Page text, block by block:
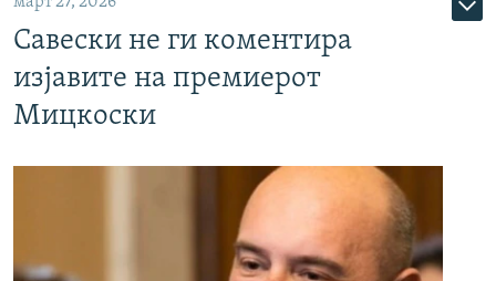
Савески не ги коментира
изјавите на премиерот
Мицкоски